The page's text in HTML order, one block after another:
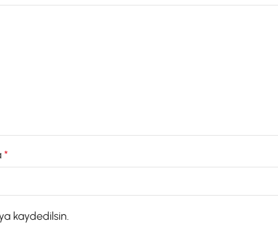
*
kaydedilsin.